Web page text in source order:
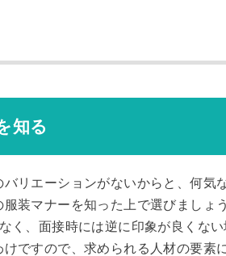
知る
リエーションがないからと、何気
装マナーを知った上で選びましょう
く、面接時には逆に印象が良くな
ですので、求められる人材の要素